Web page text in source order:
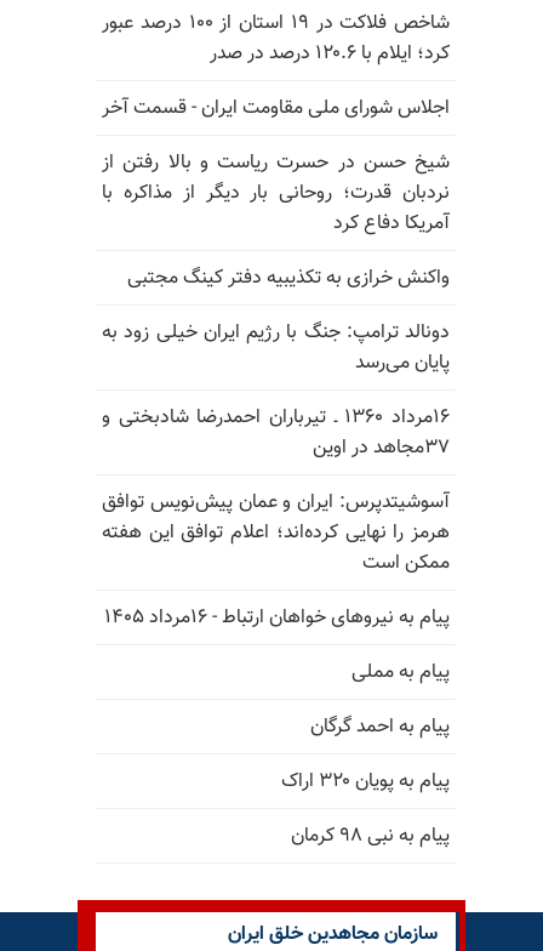
شاخص فلاکت در ۱۹ استان از ۱۰۰ درصد عبور
کرد؛ ایلام با ۱۲۰.۶ درصد در صدر
اجلاس شورای ملی مقاومت ایران - قسمت آخر
شیخ حسن در حسرت ریاست و بالا رفتن از
نردبان قدرت؛ روحانی بار دیگر از مذاکره با
آمریکا دفاع کرد
واکنش خرازی به تکذیبیه دفتر کینگ مجتبی
دونالد ترامپ: جنگ با رژیم ایران خیلی زود به
پایان می‌رسد
۱۶مرداد ۱۳۶۰ ـ تیرباران احمدرضا شادبختی و
۳۷مجاهد در اوین
آسوشیتدپرس: ایران و عمان پیش‌نویس توافق
هرمز را نهایی کرده‌اند؛ اعلام توافق این هفته
ممکن است
پیام به نیروهای خواهان ارتباط - ۱۶مرداد ۱۴۰۵
پیام به مملی
پیام به احمد گرگان
پیام به پویان ۳۲۰ اراک
پیام به نبی ۹۸ کرمان
سازمان مجاهدین خلق ایران